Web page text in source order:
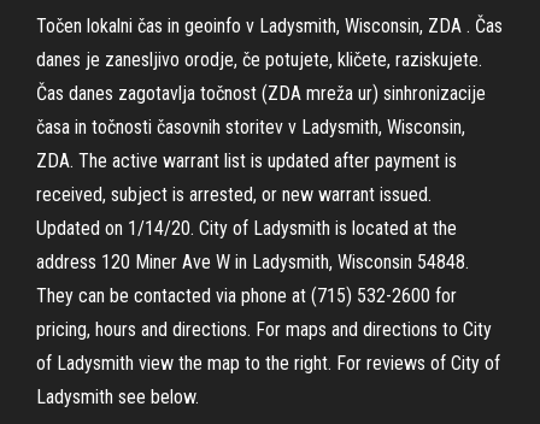
Točen lokalni čas in geoinfo v Ladysmith, Wisconsin, ZDA . Čas
danes je zanesljivo orodje, če potujete, kličete, raziskujete.
Čas danes zagotavlja točnost (ZDA mreža ur) sinhronizacije
časa in točnosti časovnih storitev v Ladysmith, Wisconsin,
ZDA. The active warrant list is updated after payment is
received, subject is arrested, or new warrant issued.
Updated on 1/14/20. City of Ladysmith is located at the
address 120 Miner Ave W in Ladysmith, Wisconsin 54848.
They can be contacted via phone at (715) 532-2600 for
pricing, hours and directions. For maps and directions to City
of Ladysmith view the map to the right. For reviews of City of
Ladysmith see below.